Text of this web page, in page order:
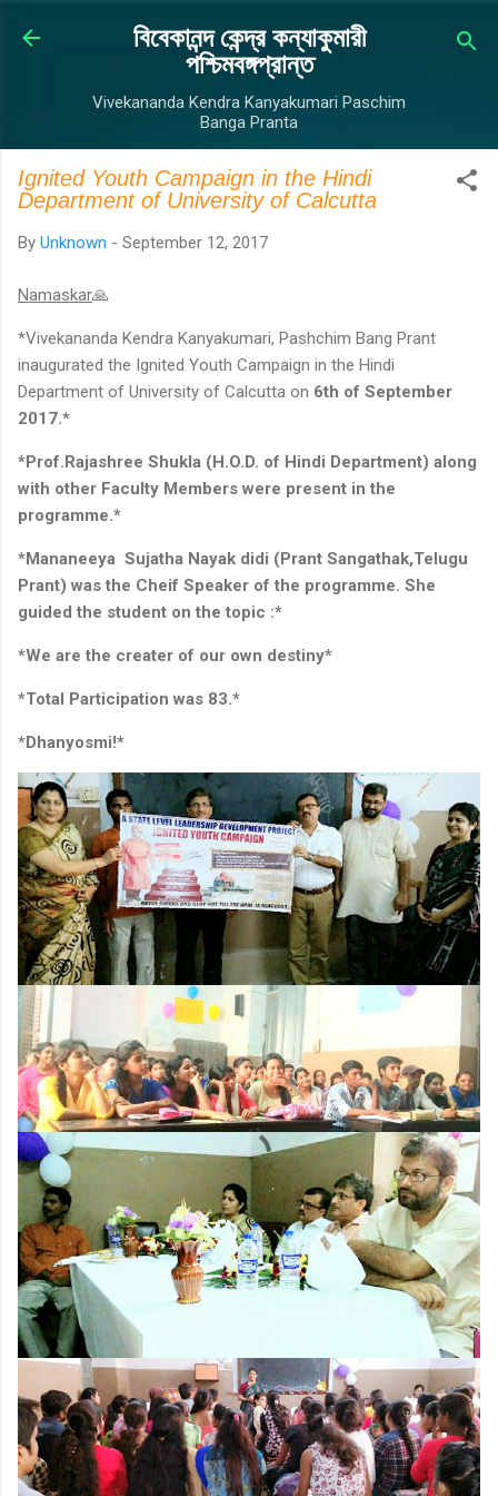
Skip to main content
বিবেকানন্দ কেন্দ্র কন্যাকুমারী
পশ্চিমবঙ্গপ্রান্ত
Vivekananda Kendra Kanyakumari Paschim
Banga Pranta
Ignited Youth Campaign in the Hindi
Department of University of Calcutta
By Unknown - September 12, 2017
Namaskar🙏
*Vivekananda Kendra Kanyakumari, Pashchim Bang Prant
inaugurated the Ignited Youth Campaign in the Hindi
Department of University of Calcutta on 6th of September
2017.*
*Prof.Rajashree Shukla (H.O.D. of Hindi Department) along
with other Faculty Members were present in the
programme.*
*Mananeeya Sujatha Nayak didi (Prant Sangathak,Telugu
Prant) was the Cheif Speaker of the programme. She
guided the student on the topic :*
*We are the creater of our own destiny*
*Total Participation was 83.*
*Dhanyosmi!*